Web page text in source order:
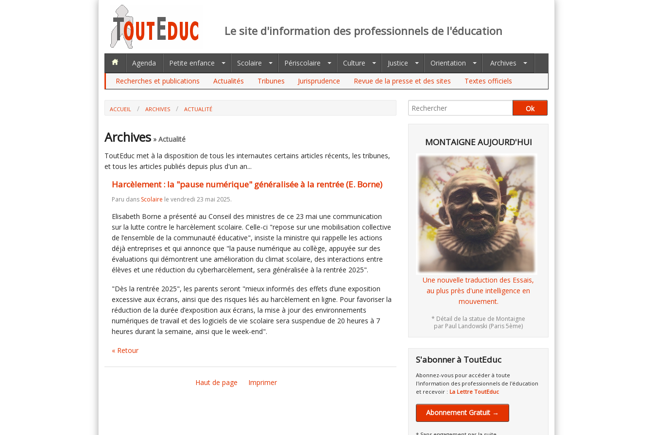
Le site d'information des professionnels de l'éducation
Agenda Petite enfance Scolaire Périscolaire Culture Justice Orientation
Archives
Recherches et publications
Actualités Tribunes Jurisprudence Revue de la presse et des sites Textes officiels
ACCUEIL ARCHIVES
ACTUALITÉ
Archives » Actualité
ToutEduc met à la disposition de tous les internautes certains articles récents, les tribunes,
et tous les articles publiés depuis plus d'un an...
Harcèlement : la "pause numérique" généralisée à la rentrée (E. Borne)
Paru dans Scolaire le vendredi 23 mai 2025.
Elisabeth Borne a présenté au Conseil des ministres de ce 23 mai une communication
sur la lutte contre le harcèlement scolaire. Celle-ci "repose sur une mobilisation collective
de l’ensemble de la communauté éducative", insiste la ministre qui rappelle les actions
déjà entreprises et qui annonce que "la pause numérique au collège, appuyée sur des
évaluations qui démontrent une amélioration du climat scolaire, des interactions entre
élèves et une réduction du cyberharcèlement, sera généralisée à la rentrée 2025".
"Dès la rentrée 2025", les parents seront "mieux informés des effets d’une exposition
excessive aux écrans, ainsi que des risques liés au harcèlement en ligne. Pour favoriser la
réduction de la durée d’exposition aux écrans, la mise à jour des environnements
numériques de travail et des logiciels de vie scolaire sera suspendue de 20 heures à 7
heures durant la semaine, ainsi que le week-end".
« Retour
Haut de page Imprimer
MONTAIGNE AUJOURD'HUI
Une nouvelle traduction des Essais,
au plus près d'une intelligence en
mouvement.
* Détail de la statue de Montaigne
par Paul Landowski (Paris 5ème)
S'abonner à ToutEduc
Abonnez-vous pour accéder à toute
l'information des professionnels de l'éducation
et recevoir : La Lettre ToutEduc
Abonnement Gratuit →